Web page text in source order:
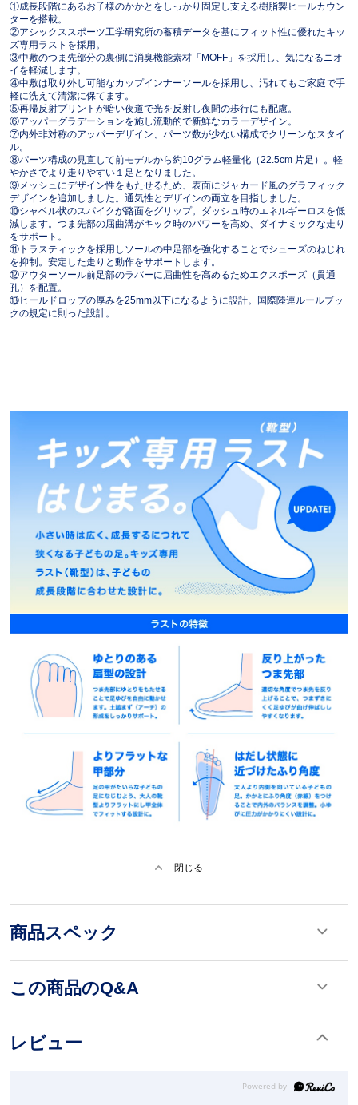
①成長段階にあるお子様のかかとをしっかり固定し支える樹脂製ヒールカウン
ターを搭載。
②アシックススポーツ工学研究所の蓄積データを基にフィット性に優れたキッ
ズ専用ラストを採用。
③中敷のつま先部分の裏側に消臭機能素材「MOFF」を採用し、気になるニオ
イを軽減します。
④中敷は取り外し可能なカップインナーソールを採用し、汚れてもご家庭で手
軽に洗えて清潔に保てます。
⑤再帰反射プリントが暗い夜道で光を反射し夜間の歩行にも配慮。
⑥アッパーグラデーションを施し流動的で新鮮なカラーデザイン。
⑦内外非対称のアッパーデザイン、パーツ数が少ない構成でクリーンなスタイ
ル。
⑧パーツ構成の見直して前モデルから約10グラム軽量化（22.5cm 片足）。軽
やかさでより走りやすい１足となりました。
⑨メッシュにデザイン性をもたせるため、表面にジャカード風のグラフィック
デザインを追加しました。通気性とデザインの両立を目指しました。
⑩シャベル状のスパイクが路面をグリップ。ダッシュ時のエネルギーロスを低
減します。つま先部の屈曲溝がキック時のパワーを高め、ダイナミックな走り
をサポート。
⑪トラスティックを採用しソールの中足部を強化することでシューズのねじれ
を抑制。安定した走りと動作をサポートします。
⑫アウターソール前足部のラバーに屈曲性を高めるためエクスポーズ（貫通
孔）を配置。
⑬ヒールドロップの厚みを25mm以下になるように設計。国際陸連ルールブッ
クの規定に則った設計。
閉じる
商品スペック
この商品のQ&A
レビュー